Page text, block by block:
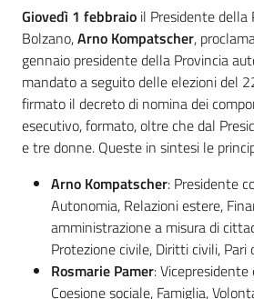
Seguici
su
Regione
Emilia-
Romagna
Introduzione
Giovedì 1 febbraio il Presidente della
Bolzano,Arno Kompatscher,
gennaio presidente della Provincia
mandato a seguito delle elezioni del
firmato il decreto di nomina dei
esecutivo, formato, oltre che dal
e tre donne. Queste in sintesi le
Arno Kompatscher: Presidente
Autonomia, Relazioni estere,
amministrazione a misura di
Protezione civile, Diritti civili, Pari
Rosmarie Pamer:
Coesione sociale, Famiglia,